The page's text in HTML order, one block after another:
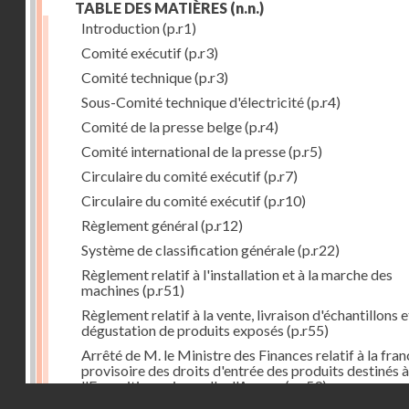
TABLE DES MATIÈRES (n.n.)
Introduction(p.r1)
Comité exécutif(p.r3)
Comité technique(p.r3)
Sous-Comité technique d'électricité(p.r4)
Comité de la presse belge(p.r4)
Comité international de la presse(p.r5)
Circulaire du comité exécutif(p.r7)
Circulaire du comité exécutif(p.r10)
Règlement général(p.r12)
Système de classification générale(p.r22)
Règlement relatif à l'installation et à la marche des
machines (p.r51)
Règlement relatif à la vente, livraison d'échantillons
dégustation de produits exposés (p.r55)
Arrêté de M. le Ministre des Finances relatif à la
provisoire des droits d'entrée des produits destinés à
l'Exposition universelle d'Anvers(p.r59)